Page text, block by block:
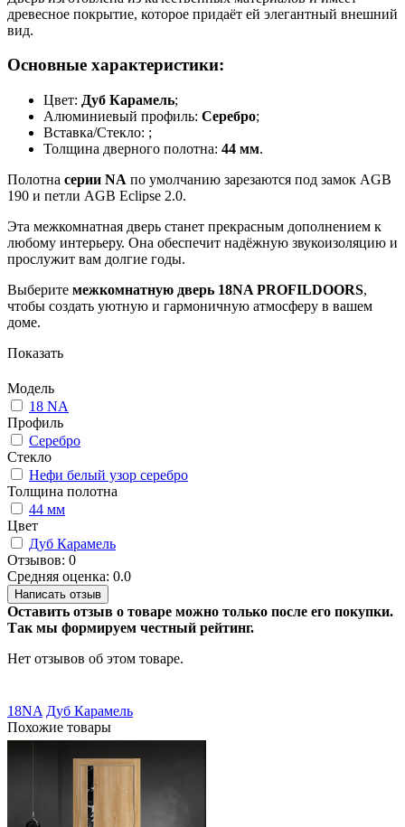
древесное покрытие, которое придаёт ей элегантный внешний
вид.
Основные характеристики:
Цвет: Дуб Карамель;
Алюминиевый профиль: Серебро;
Вставка/Стекло: ;
Толщина дверного полотна: 44 мм.
Полотна серии NA по умолчанию зарезаются под замок AGB
190 и петли AGB Eclipse 2.0.
Эта межкомнатная дверь станет прекрасным дополнением к
любому интерьеру. Она обеспечит надёжную звукоизоляцию и
прослужит вам долгие годы.
Выберите межкомнатную дверь 18NA PROFILDOORS,
чтобы создать уютную и гармоничную атмосферу в вашем
доме.
Показать
Модель
18 NA
Профиль
Серебро
Стекло
Нефи белый узор серебро
Толщина полотна
44 мм
Цвет
Дуб Карамель
Отзывов: 0
Средняя оценка: 0.0
Написать отзыв
Оставить отзыв о товаре можно только после его покупки.
Так мы формируем честный рейтинг.
Нет отзывов об этом товаре.
18NA Дуб Карамель
Похожие товары